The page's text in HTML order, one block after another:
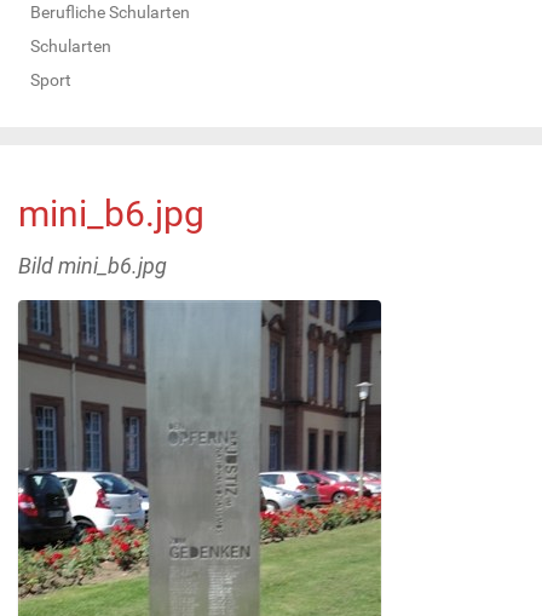
Berufliche Schularten
Schularten
Sport
mini_b6.jpg
Bild mini_b6.jpg